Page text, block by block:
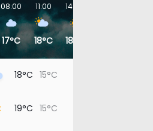
08:00
17°C
11:00
18°C
14:00
18°C
18°C 15°C
19°C 15°C